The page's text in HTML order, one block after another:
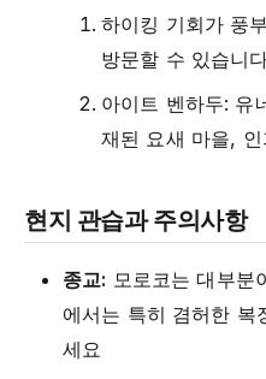
하이킹 기회가 풍
방문할 수 있습니
아이트 벤하두: 유
재된 요새 마을,
현지 관습과 주의사항
종교: 모로코는 대부
에서는 특히 겸허한 복
세요